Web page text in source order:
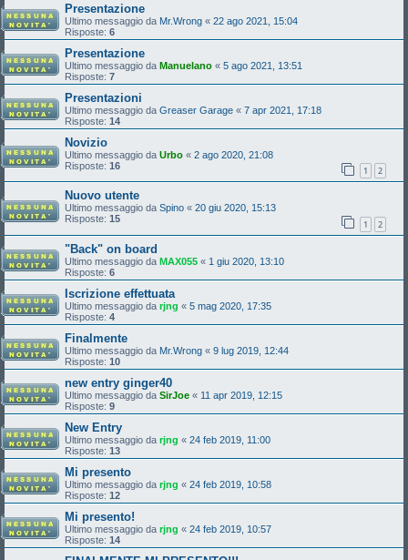
Presentazione
Ultimo messaggio da Mr.Wrong « 22 ago 2021, 15:04
Risposte: 6
Presentazione
Ultimo messaggio da Manuelano « 5 ago 2021, 13:51
Risposte: 7
Presentazioni
Ultimo messaggio da Greaser Garage « 7 apr 2021, 17:18
Risposte: 14
Novizio
Ultimo messaggio da Urbo « 2 ago 2020, 21:08
Risposte: 16 1 2
Nuovo utente
Ultimo messaggio da Spino « 20 giu 2020, 15:13
Risposte: 15 1 2
"Back" on board
Ultimo messaggio da MAX055 « 1 giu 2020, 13:10
Risposte: 6
Iscrizione effettuata
Ultimo messaggio da rjng « 5 mag 2020, 17:35
Risposte: 4
Finalmente
Ultimo messaggio da Mr.Wrong « 9 lug 2019, 12:44
Risposte: 10
new entry ginger40
Ultimo messaggio da SirJoe « 11 apr 2019, 12:15
Risposte: 9
New Entry
Ultimo messaggio da rjng « 24 feb 2019, 11:00
Risposte: 13
Mi presento
Ultimo messaggio da rjng « 24 feb 2019, 10:58
Risposte: 12
Mi presento!
Ultimo messaggio da rjng « 24 feb 2019, 10:57
Risposte: 14